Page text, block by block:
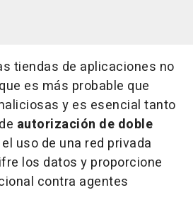
tiendas de aplicaciones no
es más probable que
y es esencial tanto
autorización de doble
uso de una red privada
los datos y proporcione
contra agentes